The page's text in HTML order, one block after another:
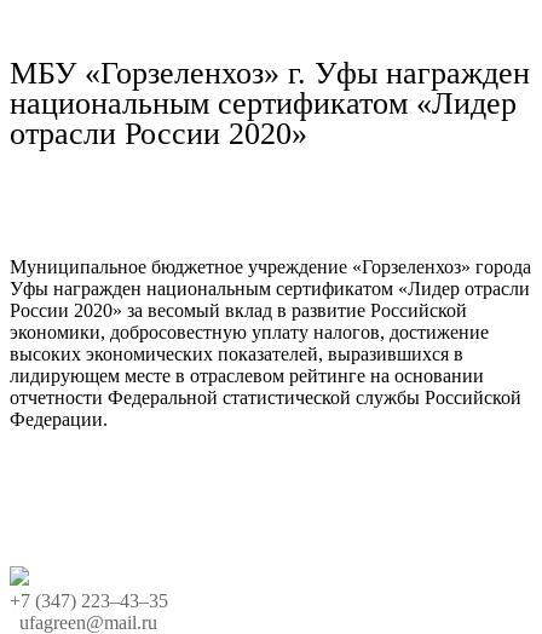
МБУ «Горзеленхоз» г. Уфы награжден
национальным сертификатом «Лидер
отрасли России 2020»
Муниципальное бюджетное учреждение «Горзеленхоз» города
Уфы награжден национальным сертификатом «Лидер отрасли
России 2020» за весомый вклад в развитие Российской
экономики, добросовестную уплату налогов, достижение
высоких экономических показателей, выразившихся в
лидирующем месте в отраслевом рейтинге на основании
отчетности Федеральной статистической службы Российской
Федерации.
+7 (347) 223‒43‒35
ufagreen@mail.ru